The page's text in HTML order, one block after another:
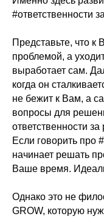
#ответственности
Представьте, что к
проблемой, а
выработает сам.
когда он
не бежит к Вам, а
вопросы для
ответственности
Если говорить про
начинает решать
Ваше время.
Однако это не
GROW, которую